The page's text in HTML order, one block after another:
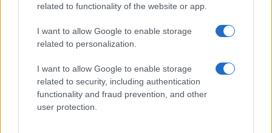
related to functionality of the website or app.
I want to allow Google to enable storage
related to personalization.
I want to allow Google to enable storage
related to security, including authentication
functionality and fraud prevention, and other
user protection.
Tελευταίες Ειδήσειςγια την Παιδεία και την εργασία